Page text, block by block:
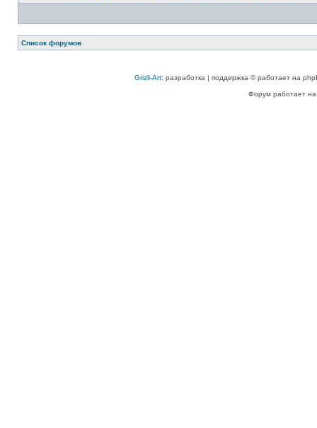
Список форумов
Grizli-Art: разработка | поддержка © работает на
Форум работает